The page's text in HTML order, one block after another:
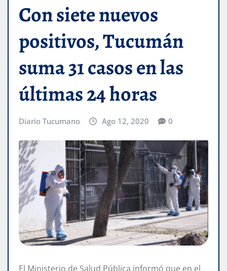
Con siete nuevos
positivos, Tucumán
suma 31 casos en las
últimas 24 horas
Diario Tucumano Ago 12, 2020 0
El Ministerio de Salud Pública informó que en el